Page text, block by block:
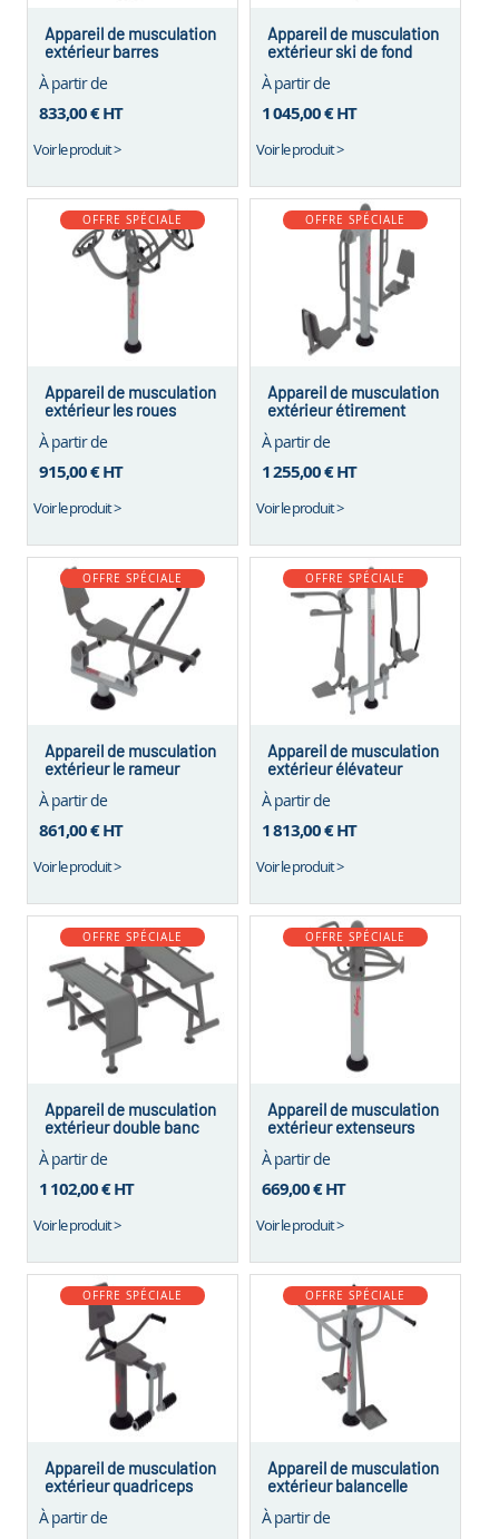
Appareil de musculation
extérieur barres
À partir de
833,00 €HT
Voir le produit >
Appareil de musculation
extérieur ski de fond
À partir de
1 045,00 €HT
Voir le produit >
OFFRE SPÉCIALE
Appareil de musculation
extérieur les roues
À partir de
915,00 €HT
Voir le produit >
OFFRE SPÉCIALE
Appareil de musculation
extérieur étirement
À partir de
1 255,00 €HT
Voir le produit >
OFFRE SPÉCIALE
Appareil de musculation
extérieur le rameur
À partir de
861,00 €HT
Voir le produit >
OFFRE SPÉCIALE
Appareil de musculation
extérieur élévateur
À partir de
1 813,00 €HT
Voir le produit >
OFFRE SPÉCIALE
Appareil de musculation
extérieur double banc
À partir de
1 102,00 €HT
Voir le produit >
OFFRE SPÉCIALE
Appareil de musculation
extérieur extenseurs
À partir de
669,00 €HT
Voir le produit >
OFFRE SPÉCIALE
Appareil de musculation
extérieur quadriceps
À partir de
OFFRE SPÉCIALE
Appareil de musculation
extérieur balancelle
À partir de